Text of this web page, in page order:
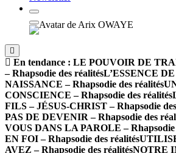
En tendance : LE POUVOIR DE
– Rhapsodie des réalitésL’ESSENCE
NAISSANCE – Rhapsodie des réalités
CONSCIENCE – Rhapsodie des réalités
FILS – JÉSUS-CHRIST – Rhapsodie
PAS DE DEVENIR – Rhapsodie des
VOUS DANS LA PAROLE – Rhapsodie
EN FOI – Rhapsodie des réalités
AVEZ – Rhapsodie des réalitésNOTRE